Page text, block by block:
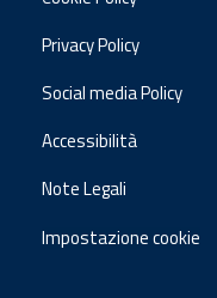
Privacy Policy
Social media Policy
Accessibilità
Note Legali
Impostazione cookie